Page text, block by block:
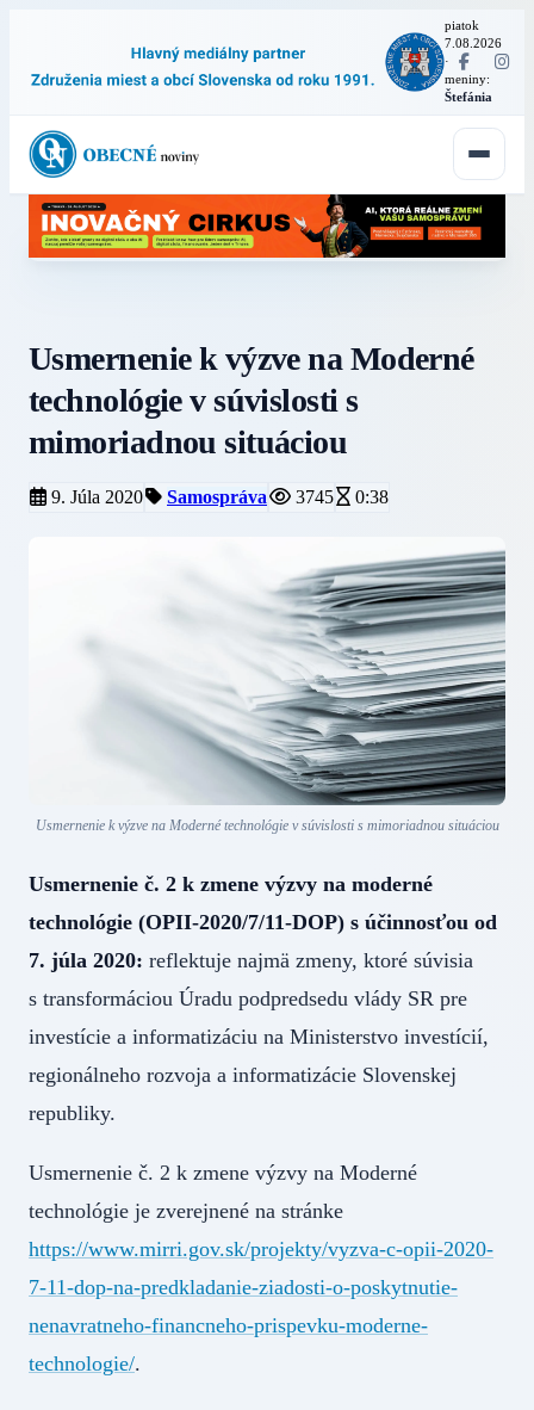
piatok
7.08.2026
·
meniny:
Štefánia
Usmernenie k výzve na Moderné
technológie v súvislosti s
mimoriadnou situáciou
9. Júla 2020 Samospráva 3745 0:38
Usmernenie k výzve na Moderné technológie v súvislosti s mimoriadnou situáciou
Usmernenie č. 2 k zmene výzvy na moderné
technológie (OPII-2020/7/11-DOP) s účinnosťou od
7. júla 2020: reflektuje najmä zmeny, ktoré súvisia
s transformáciou Úradu podpredsedu vlády SR pre
investície a informatizáciu na Ministerstvo investícií,
regionálneho rozvoja a informatizácie Slovenskej
republiky.
Usmernenie č. 2 k zmene výzvy na Moderné
technológie je zverejnené na stránke
https://www.mirri.gov.sk/projekty/vyzva-c-opii-2020-
7-11-dop-na-predkladanie-ziadosti-o-poskytnutie-
nenavratneho-financneho-prispevku-moderne-
technologie/.